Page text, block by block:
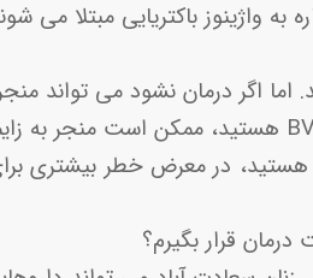
اما اگر درمان نشود می تواند